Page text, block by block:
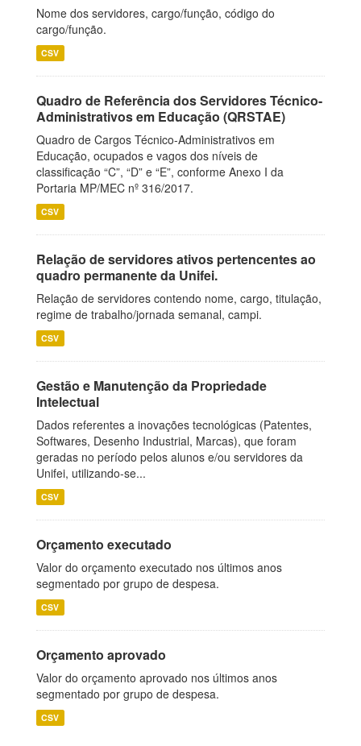
Nome dos servidores, cargo/função, código do
cargo/função.
CSV
Quadro de Referência dos Servidores Técnico-
Administrativos em Educação (QRSTAE)
Quadro de Cargos Técnico-Administrativos em
Educação, ocupados e vagos dos níveis de
classificação “C”, “D” e “E”, conforme Anexo I da
Portaria MP/MEC nº 316/2017.
CSV
Relação de servidores ativos pertencentes ao
quadro permanente da Unifei.
Relação de servidores contendo nome, cargo, titulação,
regime de trabalho/jornada semanal, campi.
CSV
Gestão e Manutenção da Propriedade
Intelectual
Dados referentes a inovações tecnológicas (Patentes,
Softwares, Desenho Industrial, Marcas), que foram
geradas no período pelos alunos e/ou servidores da
Unifei, utilizando-se...
CSV
Orçamento executado
Valor do orçamento executado nos últimos anos
segmentado por grupo de despesa.
CSV
Orçamento aprovado
Valor do orçamento aprovado nos últimos anos
segmentado por grupo de despesa.
CSV